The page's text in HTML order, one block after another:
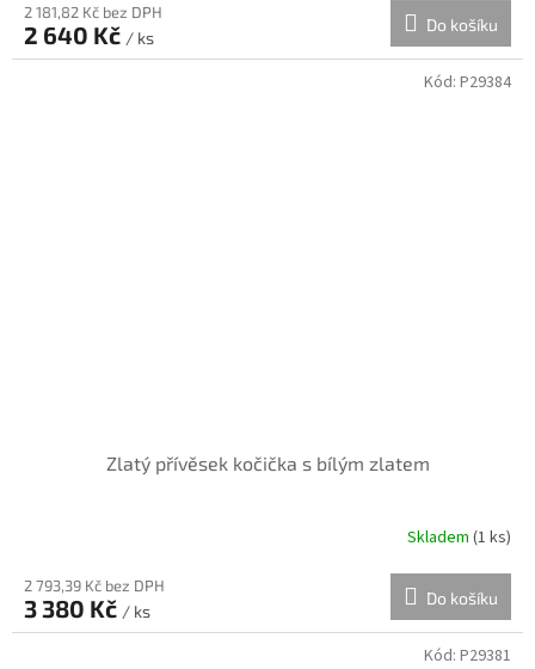
2 181,82 Kč bez DPH
2 640 Kč / ks
Do košíku
Zlatý přívěsek kočička s bílým zlatem
Skladem (1 ks)
2 793,39 Kč bez DPH
3 380 Kč / ks
Do košíku
Kód: P29384
Kód: P29381